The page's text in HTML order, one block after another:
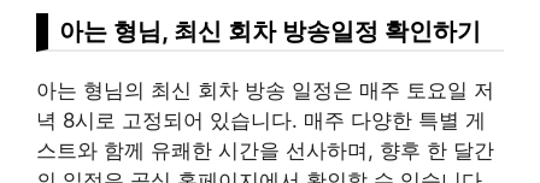
아는 형님, 최신 회차 방송일정 확인하기
아는 형님의 최신 회차 방송 일정은 매주 토요일 저
녁 8시로 고정되어 있습니다. 매주 다양한 특별 게
스트와 함께 유쾌한 시간을 선사하며, 향후 한 달간